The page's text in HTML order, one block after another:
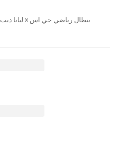
بنطال رياضي جي اس × ليانا ديب